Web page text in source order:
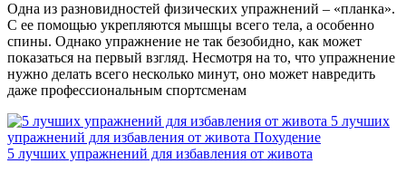
Одна из разновидностей физических упражнений – «планка».
С ее помощью укрепляются мышцы всего тела, а особенно
спины. Однако упражнение не так безобидно, как может
показаться на первый взгляд. Несмотря на то, что упражнение
нужно делать всего несколько минут, оно может навредить
даже профессиональным спортсменам
5 лучших
упражнений для избавления от живота Похудение
5 лучших упражнений для избавления от живота